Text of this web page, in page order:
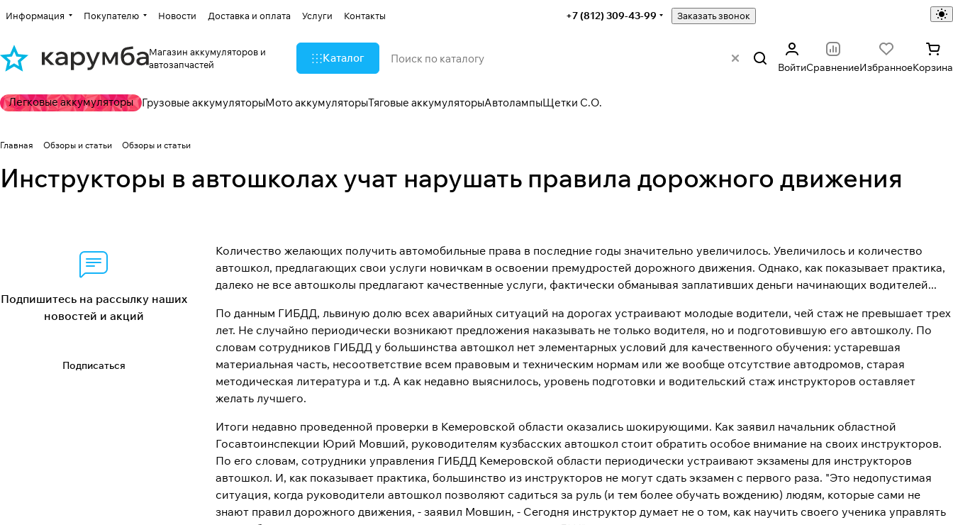
Информация Покупателю Новости Доставка и оплата Услуги Контакты +7 (812) 309-43-99 Заказать звонок
Магазин аккумуляторов и
автозапчастей
Каталог
ВойтиСравнениеИзбранноеКорзина
Легковые аккумуляторы Грузовые аккумуляторыМото аккумуляторыТяговые аккумуляторыАвтолампыЩетки С.О.
Главная Обзоры и статьи Обзоры и статьи
Инструкторы в автошколах учат нарушать правила дорожного движения
Количество желающих получить автомобильные права в последние годы значительно увеличилось. Увеличилось и количество
автошкол, предлагающих свои услуги новичкам в освоении премудростей дорожного движения. Однако, как показывает практика,
далеко не все автошколы предлагают качественные услуги, фактически обманывая заплативших деньги начинающих водителей...
По данным ГИБДД, львиную долю всех аварийных ситуаций на дорогах устраивают молодые водители, чей стаж не превышает трех
лет. Не случайно периодически возникают предложения наказывать не только водителя, но и подготовившую его автошколу. По
словам сотрудников ГИБДД у большинства автошкол нет элементарных условий для качественного обучения: устаревшая
материальная часть, несоответствие всем правовым и техническим нормам или же вообще отсутствие автодромов, старая
методическая литература и т.д. А как недавно выяснилось, уровень подготовки и водительский стаж инструкторов оставляет
желать лучшего.
Итоги недавно проведенной проверки в Кемеровской области оказались шокирующими. Как заявил начальник областной
Госавтоинспекции Юрий Мовший, руководителям кузбасских автошкол стоит обратить особое внимание на своих инструкторов.
По его словам, сотрудники управления ГИБДД Кемеровской области периодически устраивают экзамены для инструкторов
автошкол. И, как показывает практика, большинство из инструкторов не могут сдать экзамен с первого раза. "Это недопустимая
ситуация, когда руководители автошкол позволяют садиться за руль (и тем более обучать вождению) людям, которые сами не
знают правил дорожного движения, - заявил Мовшин, - Сегодня инструктор думает не о том, как научить своего ученика управлять
Подпишитесь на рассылку наших
новостей и акций
Подписаться